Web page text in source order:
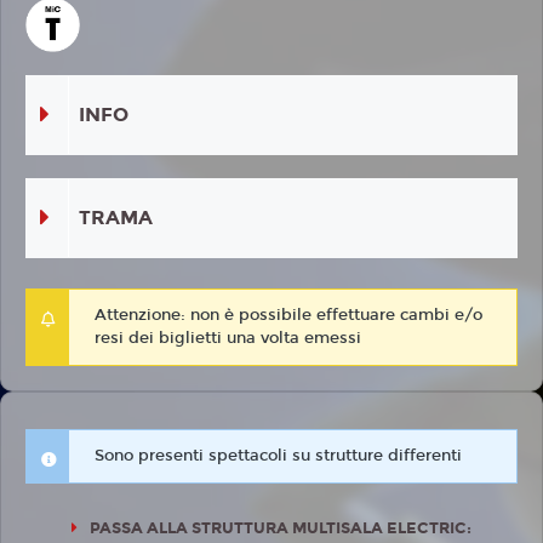
INFO
TRAMA
Attenzione: non è possibile effettuare cambi e/o
resi dei biglietti una volta emessi
Sono presenti spettacoli su strutture differenti
PASSA ALLA STRUTTURA MULTISALA ELECTRIC: